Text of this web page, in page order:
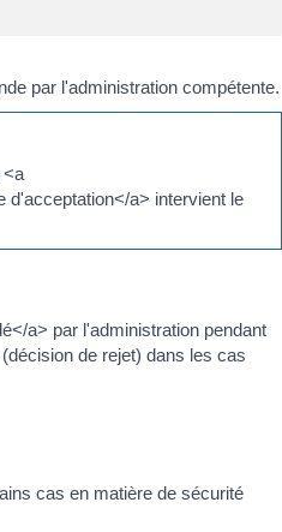
par l'administration compétente.
<a
d'acceptation</a> intervient le
a> par l'administration pendant
de rejet) dans les cas
cas en matière de sécurité